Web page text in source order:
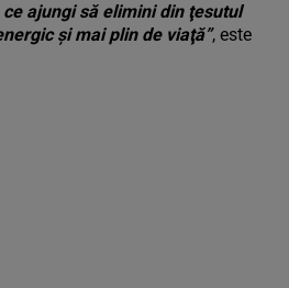
ajungi să elimini din ţesutul
şi mai plin de viaţă”, este